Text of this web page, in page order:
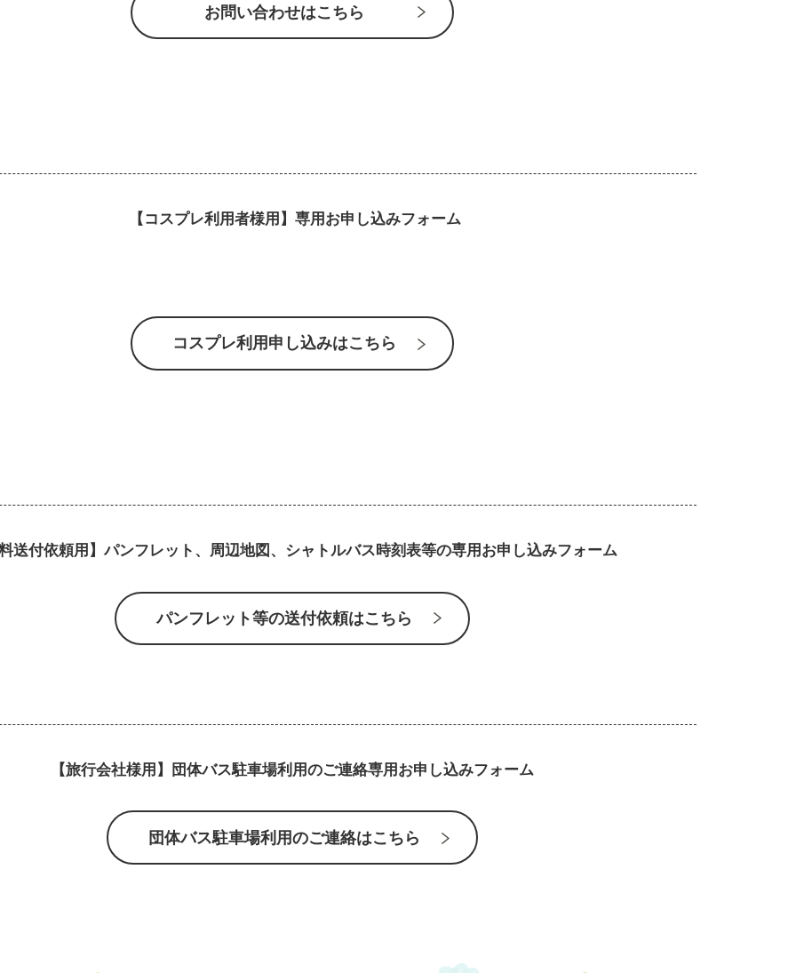
お問い合わせはこちら
【コスプレ利用者様用】専用お申し込みフォーム
コスプレ利用申し込みはこちら
送付依頼用】パンフレット、周辺地図、シャトルバス時刻表等の専用お申し込みフォーム
パンフレット等の送付依頼はこちら
【旅行会社様用】団体バス駐車場利用のご連絡専用お申し込みフォーム
団体バス駐車場利用のご連絡はこちら